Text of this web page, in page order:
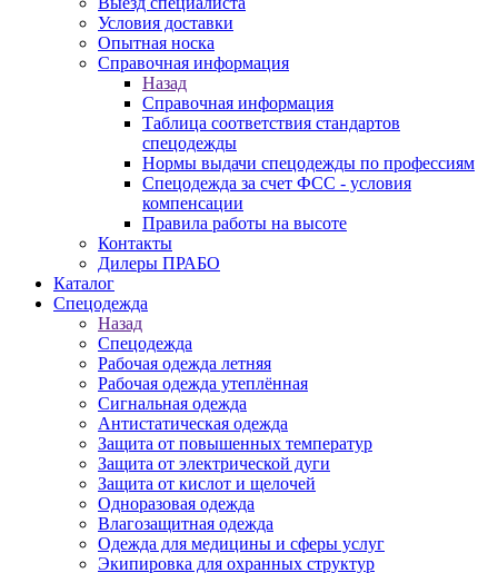
Условия доставки
Опытная носка
Справочная информация
Назад
Справочная информация
Таблица соответствия стандартов
спецодежды
Нормы выдачи спецодежды по профессиям
Спецодежда за счет ФСС - условия
компенсации
Правила работы на высоте
Контакты
Дилеры ПРАБО
Каталог
Спецодежда
Назад
Спецодежда
Рабочая одежда летняя
Рабочая одежда утеплённая
Сигнальная одежда
Антистатическая одежда
Защита от повышенных температур
Защита от электрической дуги
Защита от кислот и щелочей
Одноразовая одежда
Влагозащитная одежда
Одежда для медицины и сферы услуг
Экипировка для охранных структур